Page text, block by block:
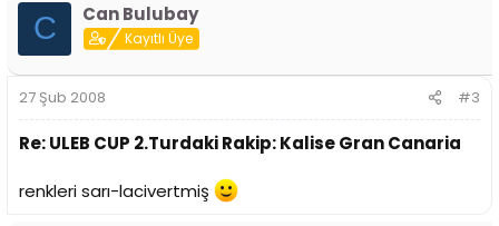
C Can Bulubay
Kayıtlı Üye
27 Şub 2008 #3
Re: ULEB CUP 2.Turdaki Rakip: Kalise Gran Canaria
renkleri sarı-lacivertmiş